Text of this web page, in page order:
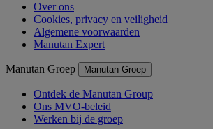
Over ons
Cookies, privacy en veiligheid
Algemene voorwaarden
Manutan Expert
Manutan Groep Manutan Groep
Ontdek de Manutan Group
Ons MVO-beleid
Werken bij de groep